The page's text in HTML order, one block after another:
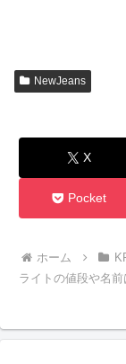
NewJeans
X
Pocket
ホーム
ライトの値段や名